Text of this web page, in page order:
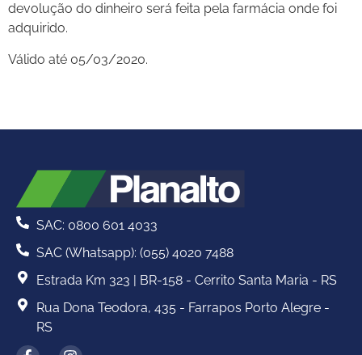
devolução do dinheiro será feita pela farmácia onde foi
adquirido.
Válido até 05/03/2020.
SAC: 0800 601 4033
SAC (Whatsapp): (055) 4020 7488
Estrada Km 323 | BR-158 - Cerrito Santa Maria - RS
Rua Dona Teodora, 435 - Farrapos Porto Alegre -
RS